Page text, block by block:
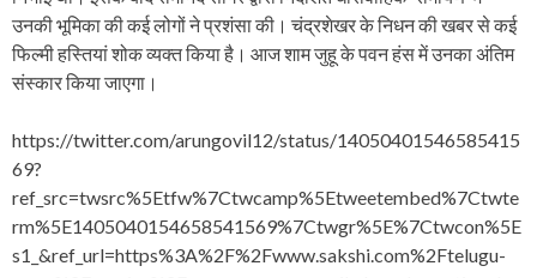
उनकी भूमिका की कई लोगों ने प्रशंसा की। चंद्रशेखर के निधन की खबर से कई
फिल्मी हस्तियां शोक व्यक्त किया है। आज शाम जुहू के पवन हंस में उनका अंतिम
संस्कार किया जाएगा।
https://twitter.com/arungovil12/status/14050401546585415
69?
ref_src=twsrc%5Etfw%7Ctwcamp%5Etweetembed%7Ctwte
rm%5E1405040154658541569%7Ctwgr%5E%7Ctwcon%5E
s1_&ref_url=https%3A%2F%2Fwww.sakshi.com%2Ftelugu-